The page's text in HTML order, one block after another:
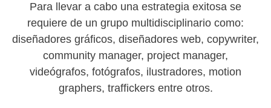
Para llevar a cabo una estrategia exitosa se
requiere de un grupo multidisciplinario como:
diseñadores gráficos, diseñadores web, copywriter,
community manager, project manager,
videógrafos, fotógrafos, ilustradores, motion
graphers, traffickers entre otros.